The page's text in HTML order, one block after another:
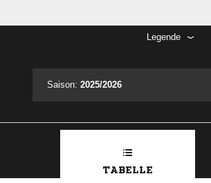
Legende
Saison: 2025/2026
TABELLE